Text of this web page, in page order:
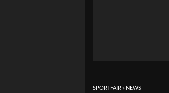
SPORTFAIR » NEWS